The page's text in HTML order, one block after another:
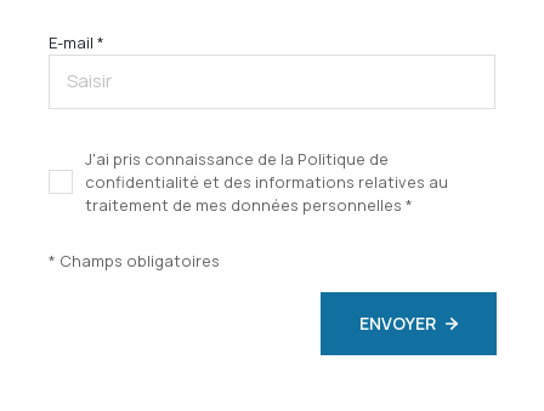
E-mail *
J'ai pris connaissance de la Politique de
confidentialité et des informations relatives au
traitement de mes données personnelles *
* Champs obligatoires
ENVOYER